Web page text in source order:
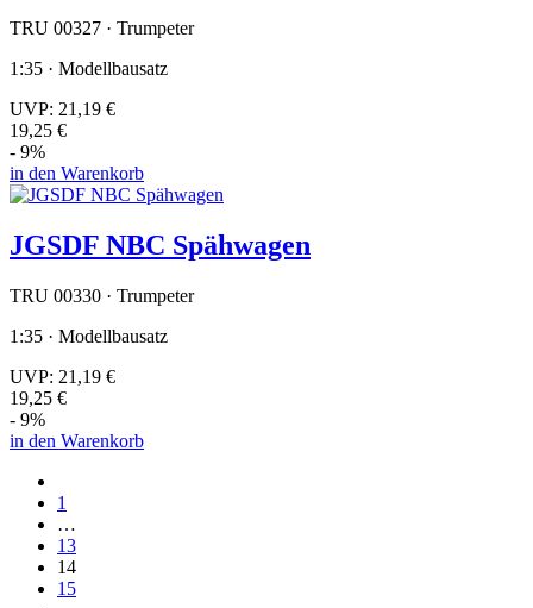
TRU 00327 · Trumpeter
1:35 · Modellbausatz
UVP: 21,19 €
19,25 €
- 9%
in den Warenkorb
JGSDF NBC Spähwagen
TRU 00330 · Trumpeter
1:35 · Modellbausatz
UVP: 21,19 €
19,25 €
- 9%
in den Warenkorb
1
…
13
14
15